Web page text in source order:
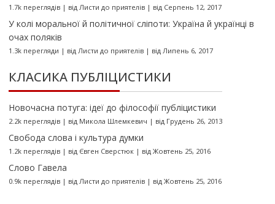
1.7k переглядів| від Листи до приятелів| від Серпень 12, 2017
У колі моральної й політичної сліпоти: Україна й українці в
очах поляків
1.3k перегляди | від Листи до приятелів| від Липень 6, 2017
КЛАСИКА ПУБЛІЦИСТИКИ
Новочасна потуга: ідеї до філософії публіцистики
2.2k переглядів| від Микола Шлемкевич | від Грудень 26, 2013
Свобода слова і культура думки
1.2k переглядів| від Євген Сверстюк| від Жовтень 25, 2016
Слово Гавела
0.9k переглядів| від Листи до приятелів| від Жовтень 25, 2016